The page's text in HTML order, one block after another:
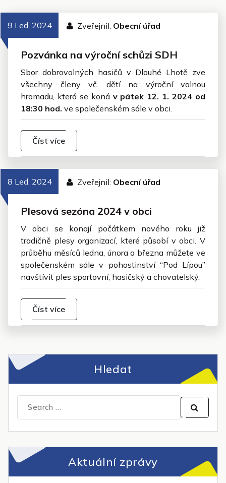
9 Led, 2024 Zveřejnil: Obecní úřad
Pozvánka na výroční schůzi SDH
Sbor dobrovolných hasičů v Dlouhé Lhotě zve
všechny členy vč. dětí na výroční valnou
hromadu, která se koná v pátek 12. 1. 2024 od
18:30 hod. ve společenském sále v obci.
Číst více
8 Led, 2024 Zveřejnil: Obecní úřad
Plesová sezóna 2024 v obci
V obci se konají počátkem nového roku již
tradičně plesy organizací, které působí v obci. V
průběhu měsíců ledna, února a března můžete ve
společenském sále v pohostinství “Pod Lípou”
navštívit ples sportovní, hasičský a chovatelský.
Číst více
Hledat
for:
Aktuální zprávy